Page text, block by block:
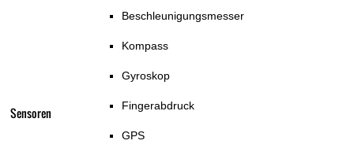
Sensoren
Beschleunigungsmesser
Kompass
Gyroskop
Fingerabdruck
GPS